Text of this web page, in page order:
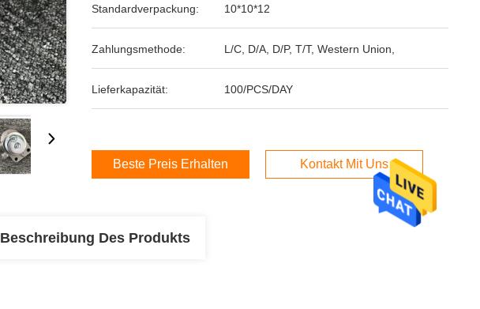
Standardverpackung: 10*10*12
Zahlungsmethode: L/C, D/A, D/P, T/T, Western Union,
Lieferkapazität: 100/PCS/DAY
Beste Preis Erhalten Kontakt Mit Uns
Beschreibung Des Produkts